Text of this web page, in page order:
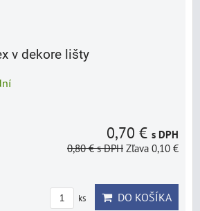
v dekore lišty
0,70 € s DPH
0,80 €s DPH Zľava 0,10 €
ks DO KOŠÍKA